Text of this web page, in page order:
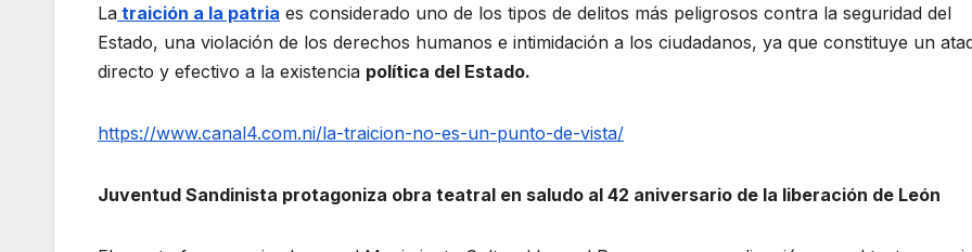
La traición a la patria es considerado uno de los tipos de delitos más peligrosos contra la seguridad del
Estado, una violación de los derechos humanos e intimidación a los ciudadanos, ya que constituye un
directo y efectivo a la existencia política del Estado.
https://www.canal4.com.ni/la-traicion-no-es-un-punto-de-vista/
Juventud Sandinista protagoniza obra teatral en saludo al 42 aniversario de la liberación de León